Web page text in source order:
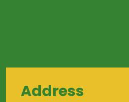
Address